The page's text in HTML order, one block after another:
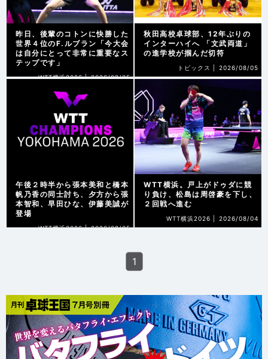
昨日、後輩のコトンに快勝した
世界４位のF.ルブラン「今大会
は自分にとって非常に重要なス
テップです」
WTT横浜2026 | 2026/08/05
秋田高校卓球部、12年ぶりの
インターハイへ 「文武両道」
の進学校が掴んだ切符
トピックス | 2026/08/05
午後２時半から張本美和と橋本
帆乃香の同士討ち、夕方から張
本智和、早田ひな、伊藤美誠が
登場
WTT横浜2026 | 2026/08/05
WTT横浜。戸上がドゥダに競
り負け、松島は周啓豪を下し、
２回戦へ進む
WTT横浜2026 | 2026/08/04
1